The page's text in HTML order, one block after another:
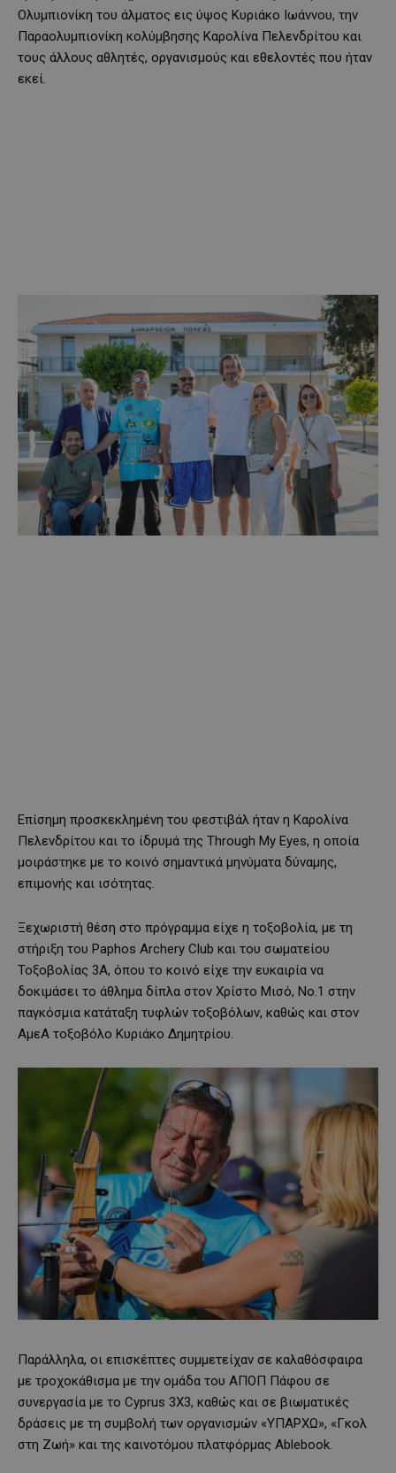
Ολυμπιονίκη του άλματος εις ύψος Κυριάκο Ιωάννου, την
Παραολυμπιονίκη κολύμβησης Καρολίνα Πελενδρίτου και
τους άλλους αθλητές, οργανισμούς και εθελοντές που ήταν
εκεί.
Επίσημη προσκεκλημένη του φεστιβάλ ήταν η Καρολίνα
Πελενδρίτου και το ίδρυμά της Through My Eyes, η οποία
μοιράστηκε με το κοινό σημαντικά μηνύματα δύναμης,
επιμονής και ισότητας.
Ξεχωριστή θέση στο πρόγραμμα είχε η τοξοβολία, με τη
στήριξη του Paphos Archery Club και του σωματείου
Τοξοβολίας 3Α, όπου το κοινό είχε την ευκαιρία να
δοκιμάσει το άθλημα δίπλα στον Χρίστο Μισό, Νο.1 στην
παγκόσμια κατάταξη τυφλών τοξοβόλων, καθώς και στον
ΑμεΑ τοξοβόλο Κυριάκο Δημητρίου.
Παράλληλα, οι επισκέπτες συμμετείχαν σε καλαθόσφαιρα
με τροχοκάθισμα με την ομάδα του ΑΠΟΠ Πάφου σε
συνεργασία με το Cyprus 3X3, καθώς και σε βιωματικές
δράσεις με τη συμβολή των οργανισμών «ΥΠΑΡΧΩ», «Γκολ
στη Ζωή» και της καινοτόμου πλατφόρμας Ablebook.